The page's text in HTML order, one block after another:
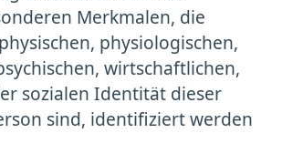
Merkmalen, die
physiologischen,
wirtschaftlichen,
sozialen Identität dieser
sind, identifiziert werden